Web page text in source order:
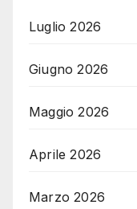
Luglio 2026
Giugno 2026
Maggio 2026
Aprile 2026
Marzo 2026